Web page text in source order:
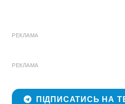
РЕКЛАМА
РЕКЛАМА
ПІДПИСАТИСЬ НА